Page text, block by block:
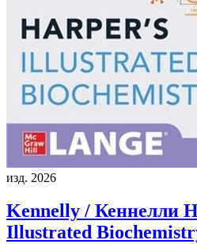
изд. 2026
Kennelly / Кеннелли
Illustrated